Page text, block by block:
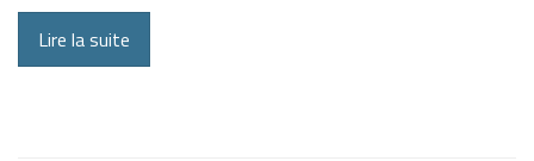
Lire la suite